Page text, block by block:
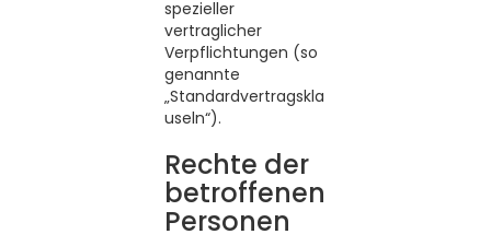
spezieller
vertraglicher
Verpflichtungen (so
genannte
„Standardvertragskla
useln“).
Rechte der
betroffenen
Personen